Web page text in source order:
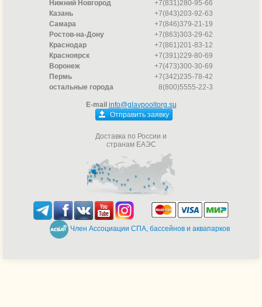
Нижний Новгород
+7(831)280-95-66
Казань
+7(843)203-92-63
Самара
+7(846)379-21-19
Ростов-на-Дону
+7(863)303-29-62
Краснодар
+7(861)201-83-12
Красноярск
+7(391)229-80-69
Воронеж
+7(473)300-30-69
Пермь
+7(342)235-78-42
остальные города
8(800)5555-22-3
E-mail info@glavpooltorg.su
Отправить заявку
Доставка по России и
странам ЕАЭС
Член Ассоциации СПА, бассейнов и аквапарков